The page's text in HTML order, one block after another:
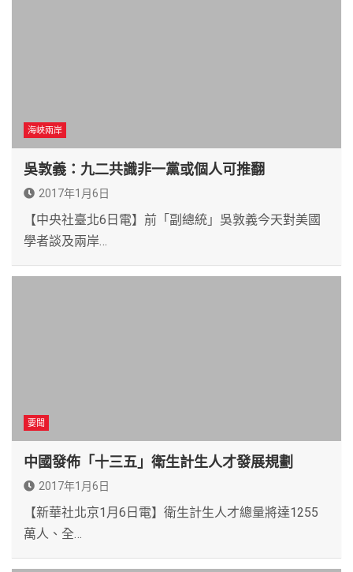
海峽兩岸
吳敦義：九二共識非一黨或個人可推翻
2017年1月6日
【中央社臺北6日電】前「副總統」吳敦義今天對美國
學者談及兩岸…
要聞
中國發佈「十三五」衛生計生人才發展規劃
2017年1月6日
【新華社北京1月6日電】衛生計生人才總量將達1255
萬人、全…